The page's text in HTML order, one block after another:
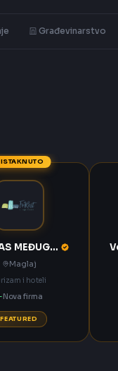
Građevinarstvo
ISTAKNUTO
KOMPAS MEĐUGORJE d.d. Međugorje
Maglaj
i hoteli
Nova firma
FEATURED